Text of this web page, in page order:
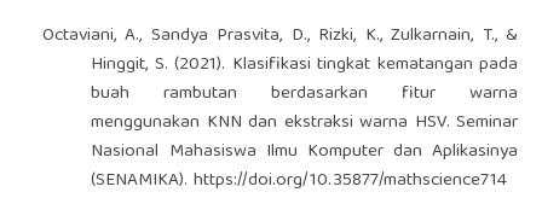
Octaviani, A., Sandya Prasvita, D., Rizki, K., Zulkarnain, T., &
Hinggit, S. (2021). Klasifikasi tingkat kematangan pada
buah rambutan berdasarkan fitur warna
menggunakan KNN dan ekstraksi warna HSV. Seminar
Nasional Mahasiswa Ilmu Komputer dan Aplikasinya
(SENAMIKA).https://doi.org/10.35877/mathscience714